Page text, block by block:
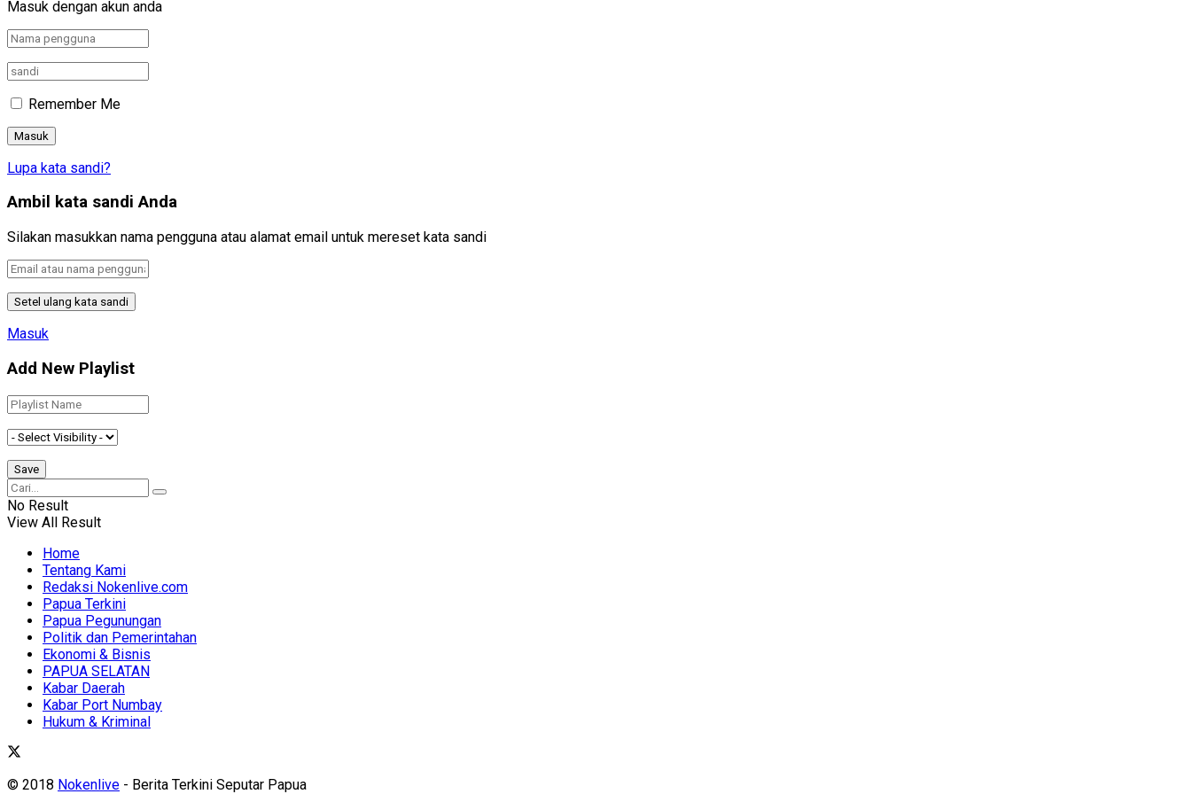
Masuk dengan akun anda
Remember Me
Lupa kata sandi?
Ambil kata sandi Anda
Silakan masukkan nama pengguna atau alamat email untuk mereset kata sandi
Masuk
Add New Playlist
No Result
View All Result
Home
Tentang Kami
Redaksi Nokenlive.com
Papua Terkini
Papua Pegunungan
Politik dan Pemerintahan
Ekonomi & Bisnis
PAPUA SELATAN
Kabar Daerah
Kabar Port Numbay
Hukum & Kriminal
© 2018 Nokenlive - Berita Terkini Seputar Papua